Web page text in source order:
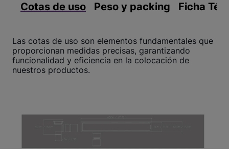
Cotas de uso Peso y packing Ficha
Las cotas de uso son elementos fundamentales que
proporcionan medidas precisas, garantizando
funcionalidad y eficiencia en la colocación de
nuestros productos.